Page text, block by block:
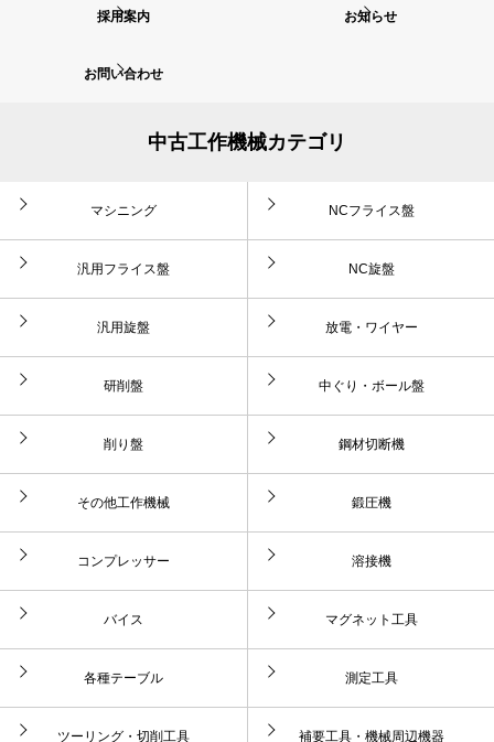
採用案内 お知らせ
お問い合わせ
中古工作機械カテゴリ
マシニング NCフライス盤
汎用フライス盤 NC旋盤
汎用旋盤 放電・ワイヤー
研削盤 中ぐり・ボール盤
削り盤 鋼材切断機
その他工作機械 鍛圧機
コンプレッサー 溶接機
バイス マグネット工具
各種テーブル 測定工具
ツーリング・切削工具 補要工具・機械周辺機器